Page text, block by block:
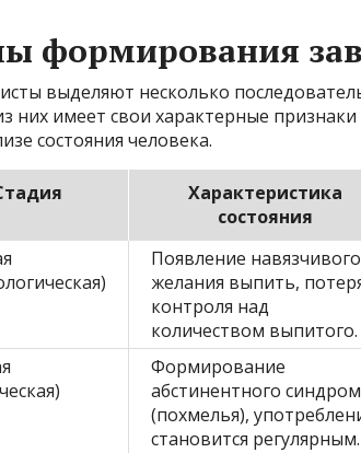
формирования
выделяют несколько
них имеет свои характерные
состояния человека.
Характеристика
состояния
Появление навязчивого
желания выпить,
контроля над
количеством выпитого.
Формирование
абстинентного
(похмелья),
становится регулярным.